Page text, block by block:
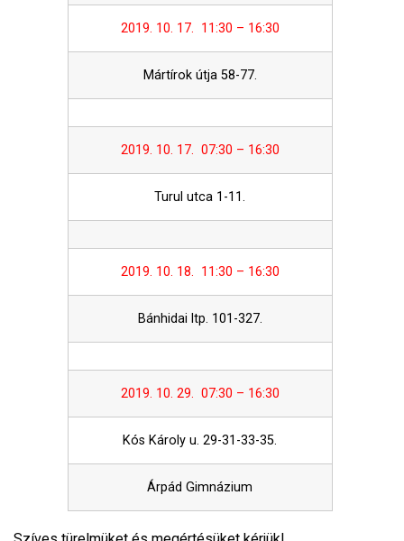
2019. 10. 17. 11:30 – 16:30
Mártírok útja 58-77.
2019. 10. 17. 07:30 – 16:30
Turul utca 1-11.
2019. 10. 18. 11:30 – 16:30
Bánhidai ltp. 101-327.
2019. 10. 29. 07:30 – 16:30
Kós Károly u. 29-31-33-35.
Árpád Gimnázium